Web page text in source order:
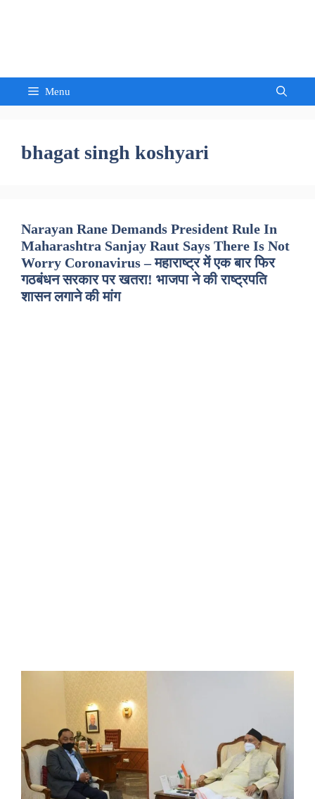
Menu
bhagat singh koshyari
Narayan Rane Demands President Rule In
Maharashtra Sanjay Raut Says There Is Not
Worry Coronavirus – महाराष्ट्र में एक बार फिर
गठबंधन सरकार पर खतरा! भाजपा ने की राष्ट्रपति
शासन लगाने की मांग